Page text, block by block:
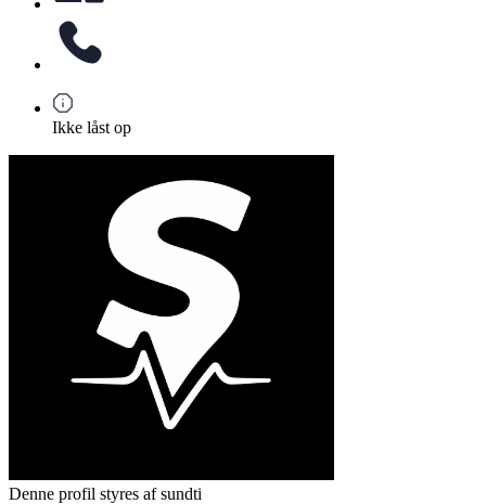
Ikke låst op
Denne profil styres af sundti